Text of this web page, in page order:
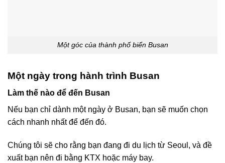
Một góc của thành phố biển Busan
Một ngày trong hành trình Busan
Làm thế nào để đến Busan
Nếu bạn chỉ dành một ngày ở Busan, bạn sẽ muốn chọn
cách nhanh nhất để đến đó.
Chúng tôi sẽ cho rằng bạn đang đi du lịch từ Seoul, và đề
xuất bạn nên đi bằng KTX hoặc máy bay.